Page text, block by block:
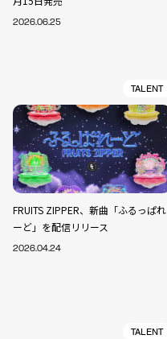
2026.06.25
TALENT
FRUITS ZIPPER、新曲「ふるっぱれ
ーど」を配信リリース
2026.04.24
TALENT